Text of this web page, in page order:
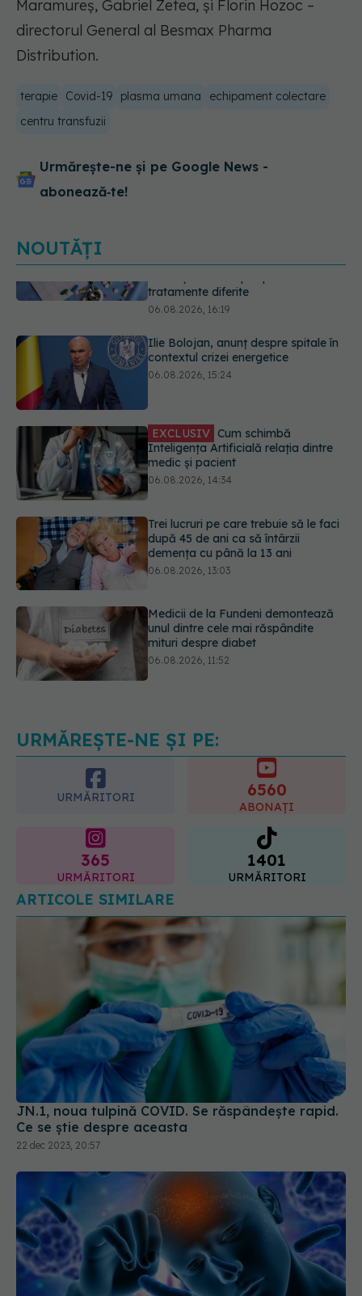
Maramureș, Gabriel Zetea, și Florin Hozoc –
directorul General al Besmax Pharma
Distribution.
terapie Covid-19 plasma umana
echipament colectare
centru transfuzii
Urmărește-ne și pe Google News -
abonează‑te!
NOUTĂȚI
Ilie Bolojan, anunț despre spitale în
06.08.2026, 15:24
medic și pacient
06.08.2026, 14:34
Trei lucruri pe care trebuie să le faci
06.08.2026, 13:03
Medicii de la Fundeni demontează
mituri despre diabet
06.08.2026, 11:52
Cum aleg medicii combinația
06.08.2026, 16:19
URMĂREȘTE-NE ȘI PE:
URMĂRITORI 6560
ABONAȚI
365
URMĂRITORI
1401
URMĂRITORI
ARTICOLE SIMILARE
JN.1, noua tulpină COVID. Se răspândește rapid.
Ce se știe despre aceasta
22 dec 2023, 20:57